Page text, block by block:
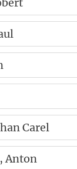
Carel
, Anton